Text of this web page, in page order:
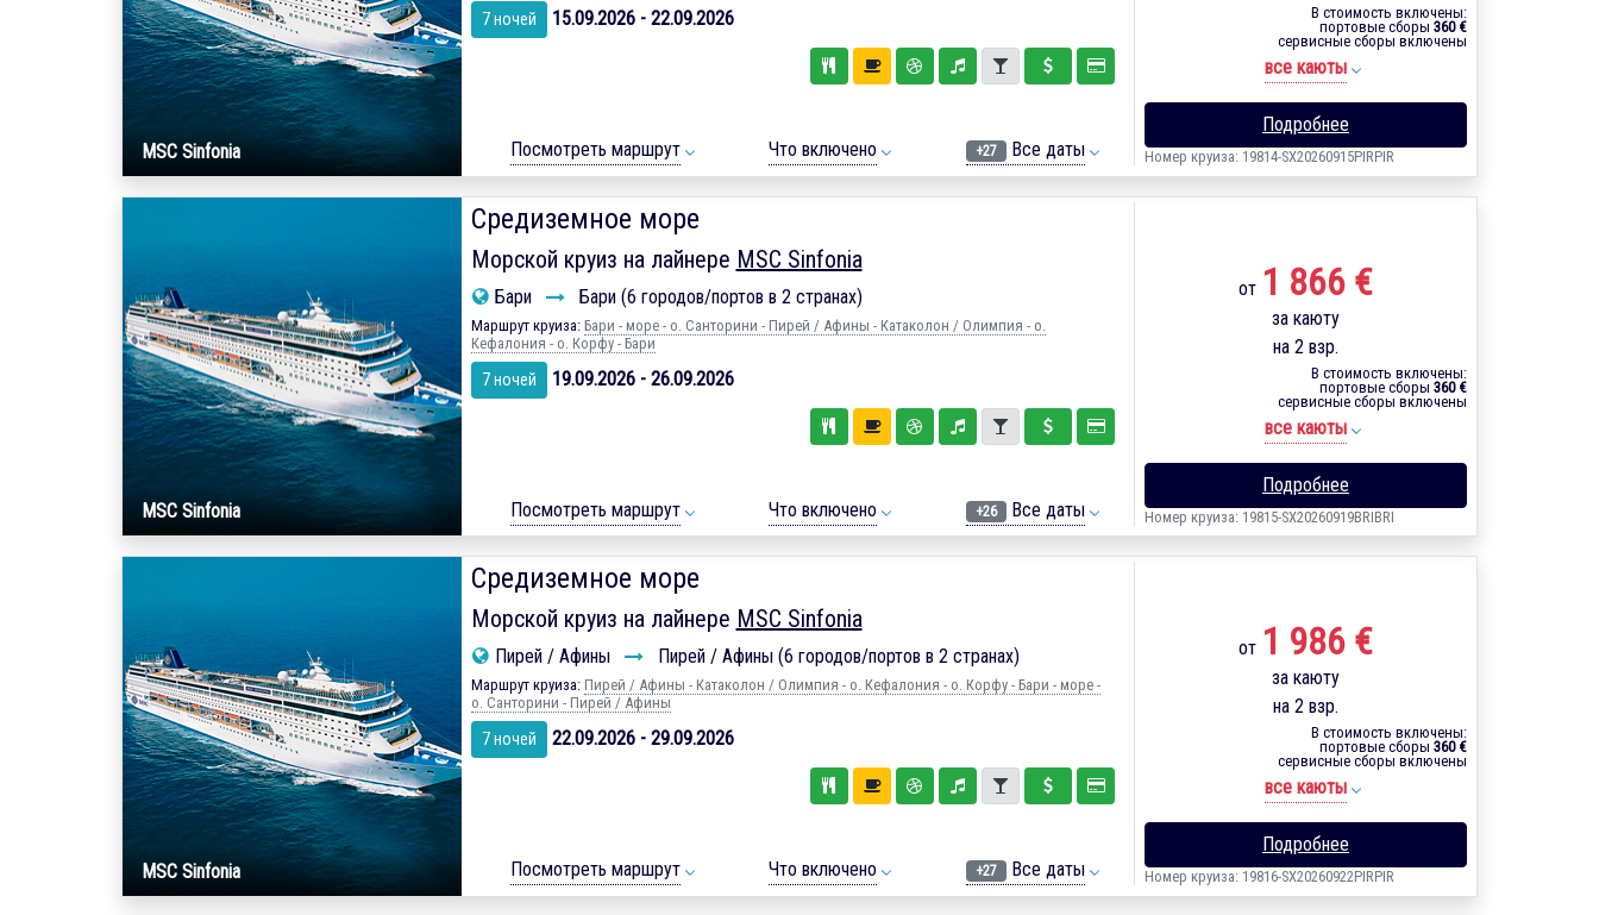
MSC Sinfonia
7 ночей 15.09.2026 - 22.09.2026
Посмотреть маршрут Что включено +27 Все даты
В стоимость включены:
портовые сборы 360 €
сервисные сборы включены
все каюты
Подробнее
Номер круиза: 19814-SX20260915PIRPIR
MSC Sinfonia
Средиземное море
Морской круиз на лайнере MSC Sinfonia
Бари Бари (6 городов/портов в 2 странах)
Маршрут круиза: Бари - море - о. Санторини - Пирей / Афины - Катаколон / Олимпия - о.
Кефалония - о. Корфу - Бари
7 ночей 19.09.2026 - 26.09.2026
Посмотреть маршрут Что включено +26 Все даты
от 1 866 €
за каюту
на 2 взр.
В стоимость включены:
портовые сборы 360 €
сервисные сборы включены
все каюты
Подробнее
Номер круиза: 19815-SX20260919BRIBRI
MSC Sinfonia
Средиземное море
Морской круиз на лайнере MSC Sinfonia
Пирей / Афины Пирей / Афины (6 городов/портов в 2 странах)
Маршрут круиза: Пирей / Афины - Катаколон / Олимпия - о. Кефалония - о. Корфу - Бари - море -
о. Санторини - Пирей / Афины
7 ночей 22.09.2026 - 29.09.2026
Посмотреть маршрут Что включено +27 Все даты
от 1 986 €
за каюту
на 2 взр.
В стоимость включены:
портовые сборы 360 €
сервисные сборы включены
все каюты
Подробнее
Номер круиза: 19816-SX20260922PIRPIR